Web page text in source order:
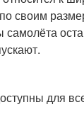
своим
самолёта
для